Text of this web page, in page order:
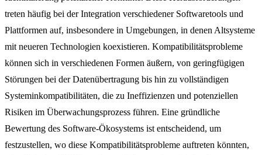
treten häufig bei der Integration verschiedener Softwaretools und
Plattformen auf, insbesondere in Umgebungen, in denen Altsysteme
mit neueren Technologien koexistieren. Kompatibilitätsprobleme
können sich in verschiedenen Formen äußern, von geringfügigen
Störungen bei der Datenübertragung bis hin zu vollständigen
Systeminkompatibilitäten, die zu Ineffizienzen und potenziellen
Risiken im Überwachungsprozess führen. Eine gründliche
Bewertung des Software-Ökosystems ist entscheidend, um
festzustellen, wo diese Kompatibilitätsprobleme auftreten könnten,